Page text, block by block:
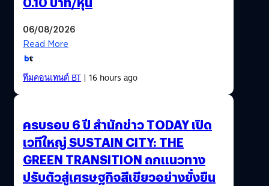
06/08/2026
Read More
ทีมคอนเทนต์ BT| 16 hours ago
ครบรอบ 6 ปี สำนักข่าว TODAY เปิด
เวทีใหญ่ SUSTAIN CITY: THE
GREEN TRANSITION ถกแนวทาง
ปรับตัวสู่เศรษฐกิจสีเขียวอย่างยั่งยืน